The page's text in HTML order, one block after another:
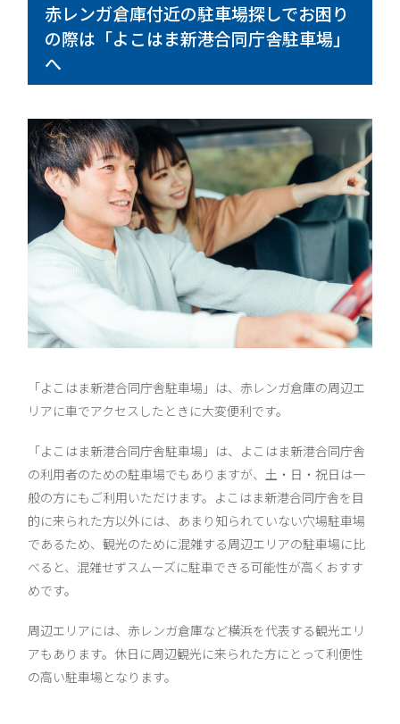
赤レンガ倉庫付近の駐車場探しでお困り
の際は「よこはま新港合同庁舎駐車場」
へ
「よこはま新港合同庁舎駐車場」は、赤レンガ倉庫の周辺エ
リアに車でアクセスしたときに大変便利です。
「よこはま新港合同庁舎駐車場」は、よこはま新港合同庁舎
の利用者のための駐車場でもありますが、土・日・祝日は一
般の方にもご利用いただけます。よこはま新港合同庁舎を目
的に来られた方以外には、あまり知られていない穴場駐車場
であるため、観光のために混雑する周辺エリアの駐車場に比
べると、混雑せずスムーズに駐車できる可能性が高くおすす
めです。
周辺エリアには、赤レンガ倉庫など横浜を代表する観光エリ
アもあります。休日に周辺観光に来られた方にとって利便性
の高い駐車場となります。